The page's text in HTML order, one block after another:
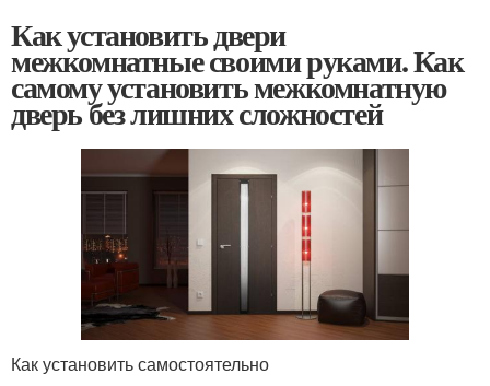
Как установить двери
межкомнатные своими руками. Как
самому установить межкомнатную
дверь без лишних сложностей
Как установить самостоятельно